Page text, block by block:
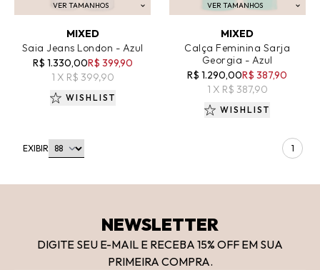
VER TAMANHOS
ADICIONAR AO CARRINHO
MIXED
Saia Jeans London - Azul
R$ 1.330,00R$ 399,90
1 X R$ 399,90
WISHLIST
VER TAMANHOS
ADICIONAR AO CARRINHO
MIXED
Calça Feminina Sarja
Georgia - Azul
R$ 1.290,00R$ 387,90
1 X R$ 387,90
WISHLIST
EXIBIR 1
NEWSLETTER
DIGITE SEU E-MAIL E RECEBA 15% OFF EM SUA
PRIMEIRA COMPRA.